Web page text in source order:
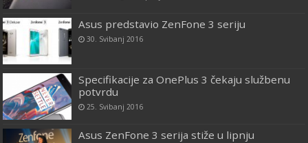
Asus predstavio ZenFone 3 seriju
30. Svibanj 2016
Specifikacije za OnePlus 3 čekaju službenu
potvrdu
25. Svibanj 2016
Asus ZenFone 3 serija stiže u lipnju